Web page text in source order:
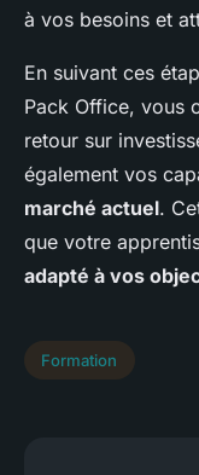
à vos besoins et
En suivant ces
Pack Office, vous
retour sur
également vos
marché actuel.
que votre
adapté à vos
Formation